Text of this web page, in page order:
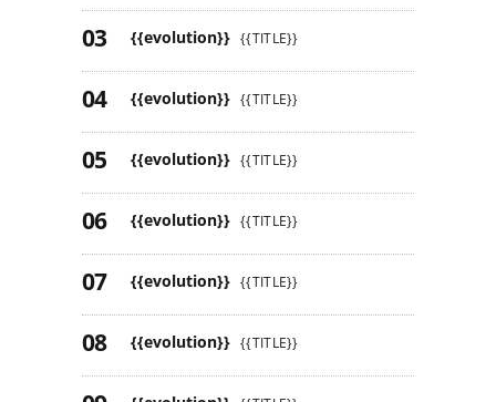
{{evolution}} {{TITLE}}
{{evolution}} {{TITLE}}
{{evolution}} {{TITLE}}
{{evolution}} {{TITLE}}
{{evolution}} {{TITLE}}
{{evolution}} {{TITLE}}